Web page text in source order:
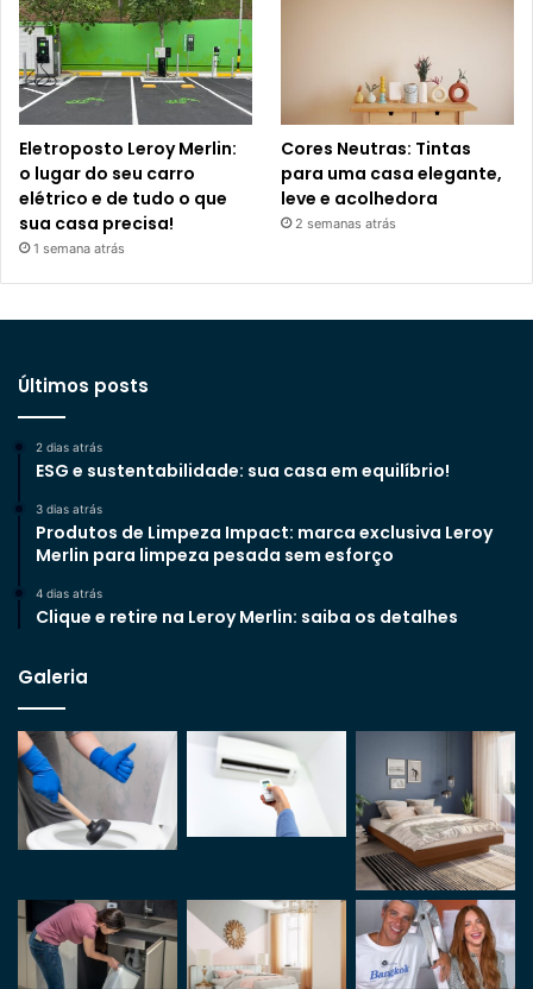
Eletroposto Leroy Merlin:
o lugar do seu carro
elétrico e de tudo o que
sua casa precisa!
1 semana atrás
Cores Neutras: Tintas
para uma casa elegante,
leve e acolhedora
2 semanas atrás
Últimos posts
2 dias atrás
ESG e sustentabilidade: sua casa em equilíbrio!
3 dias atrás
Produtos de Limpeza Impact: marca exclusiva Leroy
Merlin para limpeza pesada sem esforço
4 dias atrás
Clique e retire na Leroy Merlin: saiba os detalhes
Galeria